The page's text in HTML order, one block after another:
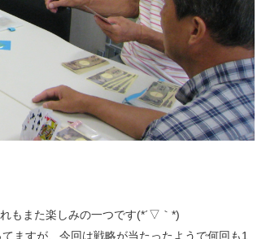
もまた楽しみの一つです(*´▽｀*)
ますが、今回は戦略が当たったようで何回も1